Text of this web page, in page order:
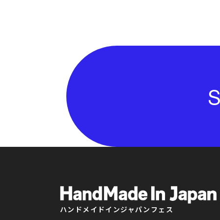
ハンドメイドインジャパンフェス